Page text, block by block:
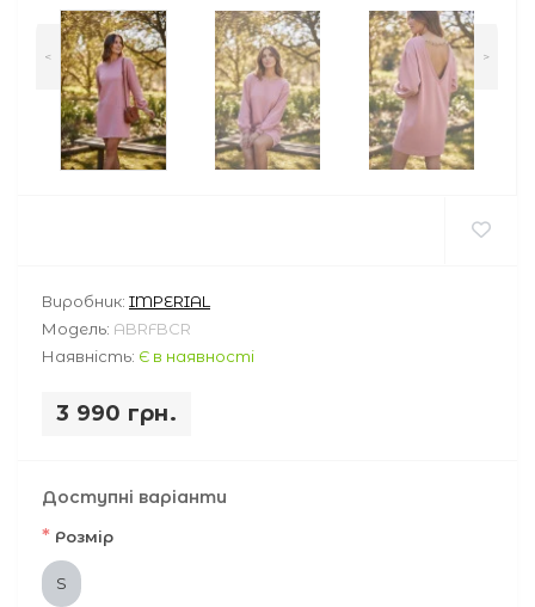
< >
Виробник: IMPERIAL
Модель: ABRFBCR
Наявність: Є в наявності
3 990 грн.
Доступні варіанти
* Розмір
S